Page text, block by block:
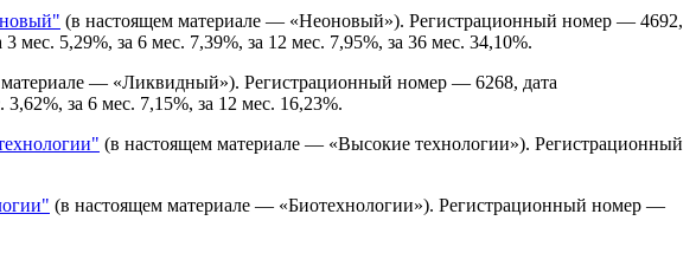
(в настоящем материале — «Неоновый»). Регистрационный номер — 4692,
5,29%, за 6 мес. 7,39%, за 12 мес. 7,95%, за 36 мес. 34,10%.
— «Ликвидный»). Регистрационный номер — 6268, дата
за 6 мес. 7,15%, за 12 мес. 16,23%.
(в настоящем материале — «Высокие технологии»). Регистрационный
(в настоящем материале — «Биотехнологии»). Регистрационный номер —